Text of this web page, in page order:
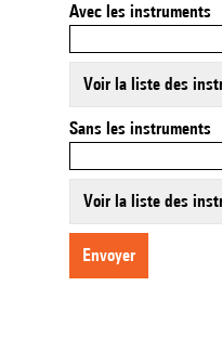
Avec les instruments
Voir la liste des
Sans les instruments
Voir la liste des
envoyer